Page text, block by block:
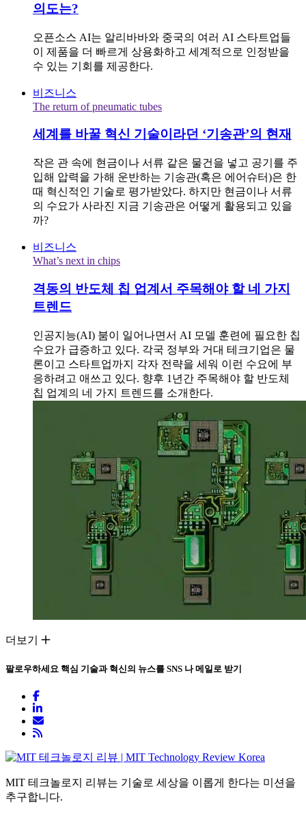
의도는?
오픈소스 AI는 알리바바와 중국의 여러 AI 스타트업들
이 제품을 더 빠르게 상용화하고 세계적으로 인정받을
수 있는 기회를 제공한다.
비즈니스
The return of pneumatic tubes
세계를 바꿀 혁신 기술이라던 ‘기송관’의 현재
작은 관 속에 현금이나 서류 같은 물건을 넣고 공기를 주
입해 압력을 가해 운반하는 기송관(혹은 에어슈터)은 한
때 혁신적인 기술로 평가받았다. 하지만 현금이나 서류
의 수요가 사라진 지금 기송관은 어떻게 활용되고 있을
까?
비즈니스
What’s next in chips
격동의 반도체 칩 업계서 주목해야 할 네 가지
트렌드
인공지능(AI) 붐이 일어나면서 AI 모델 훈련에 필요한 칩
수요가 급증하고 있다. 각국 정부와 거대 테크기업은 물
론이고 스타트업까지 각자 전략을 세워 이런 수요에 부
응하려고 애쓰고 있다. 향후 1년간 주목해야 할 반도체
칩 업계의 네 가지 트렌드를 소개한다.
더보기
팔로우하세요 핵심 기술과 혁신의 뉴스를 SNS 나 메일로 받기
MIT 테크놀로지 리뷰는 기술로 세상을 이롭게 한다는 미션을
추구합니다.